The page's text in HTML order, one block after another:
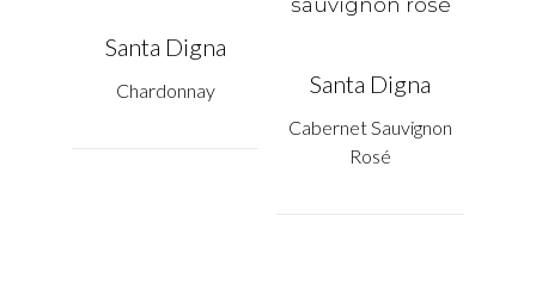
Santa Digna
Chardonnay Santa Digna
Cabernet Sauvignon
Rosé